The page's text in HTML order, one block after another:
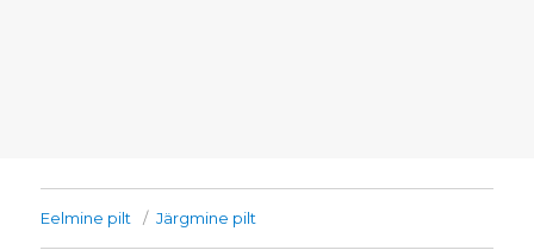
Eelmine pilt Järgmine pilt